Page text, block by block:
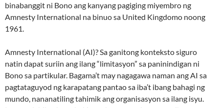
binabanggit ni Bono ang kanyang pagiging miyembro ng
Amnesty International na binuo sa United Kingdomo noong
1961.
Amnesty International (AI)? Sa ganitong konteksto siguro
natin dapat suriin ang ilang “limitasyon” sa paninindigan ni
Bono sa partikular. Bagama’t may nagagawa naman ang AI sa
pagtataguyod ng karapatang pantao sa iba’t ibang bahagi ng
mundo, nananatiling tahimik ang organisasyon sa ilang isyu.